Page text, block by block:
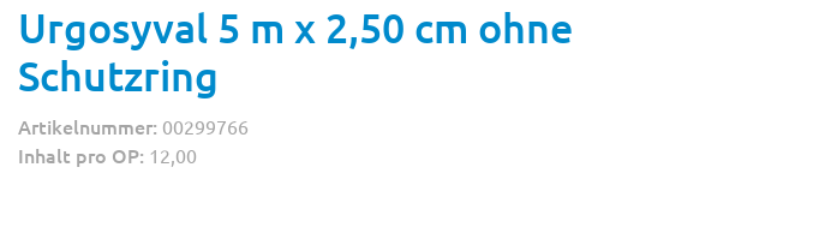
Urgosyval 5 m x 2,50 cm ohne
Schutzring
Artikelnummer: 00299766
Inhalt pro OP: 12,00